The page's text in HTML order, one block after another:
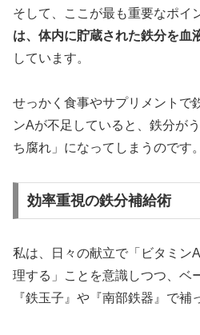
そして、ここが最も重要なポイ
は、体内に貯蔵された鉄分を血
しています。
せっかく食事やサプリメントで
ンAが不足していると、鉄分が
ち腐れ」になってしまうのです。
効率重視の鉄分補給術
私は、日々の献立で「ビタミン
理する」ことを意識しつつ、ベ
『鉄玉子』や『南部鉄器』で補